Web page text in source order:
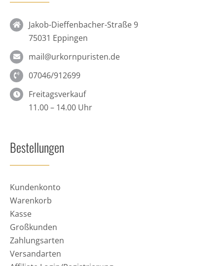
Jakob-Dieffenbacher-Straße 9
75031 Eppingen
mail@urkornpuristen.de
07046/912699
Freitagsverkauf
11.00 – 14.00 Uhr
Bestellungen
Kundenkonto
Warenkorb
Kasse
Großkunden
Zahlungsarten
Versandarten